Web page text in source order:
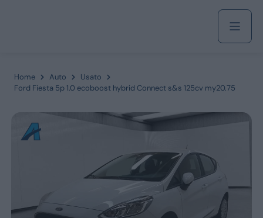
Azienda
Servizi
Marchi
Home Auto
Usato
Ford Fiesta 5p 1.0 ecoboost hybrid Connect s&s 125cv my20.75